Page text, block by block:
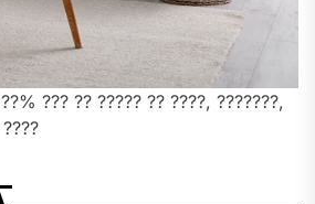
??? ?? ????? ?? ????, ???????,